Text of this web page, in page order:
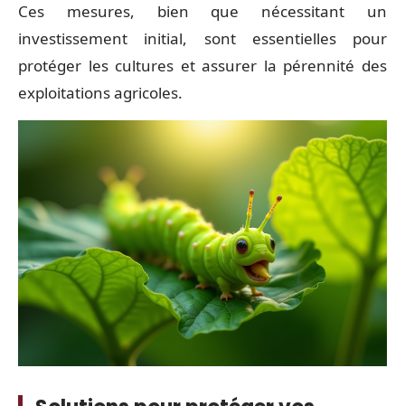
Ces mesures, bien que nécessitant un
investissement initial, sont essentielles pour
protéger les cultures et assurer la pérennité des
exploitations agricoles.